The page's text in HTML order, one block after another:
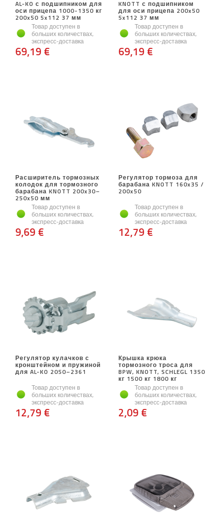
AL-KO с подшипником для
оси прицепа 1000-1350 кг
200x50 5x112 37 мм
Товар доступен в
больших количествах,
экспресс-доставка
69,19 €
KNOTT с подшипником
для оси прицепа 200x50
5x112 37 мм
Товар доступен в
больших количествах,
экспресс-доставка
69,19 €
Расширитель тормозных
колодок для тормозного
барабана KNOTT 200x30–
250x50 мм
Товар доступен в
больших количествах,
экспресс-доставка
9,69 €
Регулятор тормоза для
барабана KNOTT 160x35 /
200x50
Товар доступен в
больших количествах,
экспресс-доставка
12,79 €
Регулятор кулачков с
кронштейном и пружиной
для AL-KO 2050–2361
Товар доступен в
больших количествах,
экспресс-доставка
12,79 €
Крышка крюка
тормозного троса для
BPW, KNOTT, SCHLEGL 1350
кг 1500 кг 1800 кг
Товар доступен в
больших количествах,
экспресс-доставка
2,09 €